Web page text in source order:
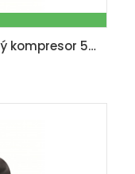
HC 53 DC - dvojpiestny olejový kompresor 50 l